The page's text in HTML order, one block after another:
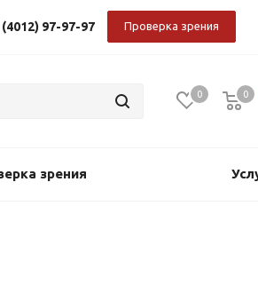
97-97-97 Проверка зрения
0
0
0
зрения